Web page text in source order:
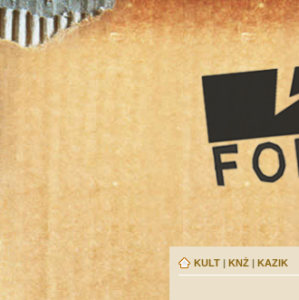
KULT | KNŻ | KAZIK